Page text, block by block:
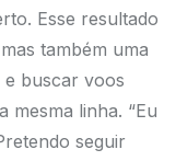
Esse resultado
também uma
buscar voos
mesma linha. “Eu
seguir